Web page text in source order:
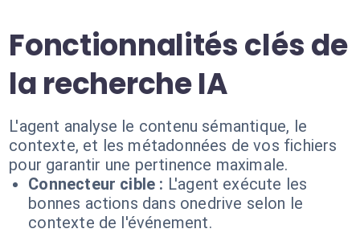
Fonctionnalités clés de
la recherche IA
L'agent analyse le contenu sémantique, le
contexte, et les métadonnées de vos fichiers
pour garantir une pertinence maximale.
Connecteur cible : L'agent exécute les
bonnes actions dans onedrive selon le
contexte de l'événement.